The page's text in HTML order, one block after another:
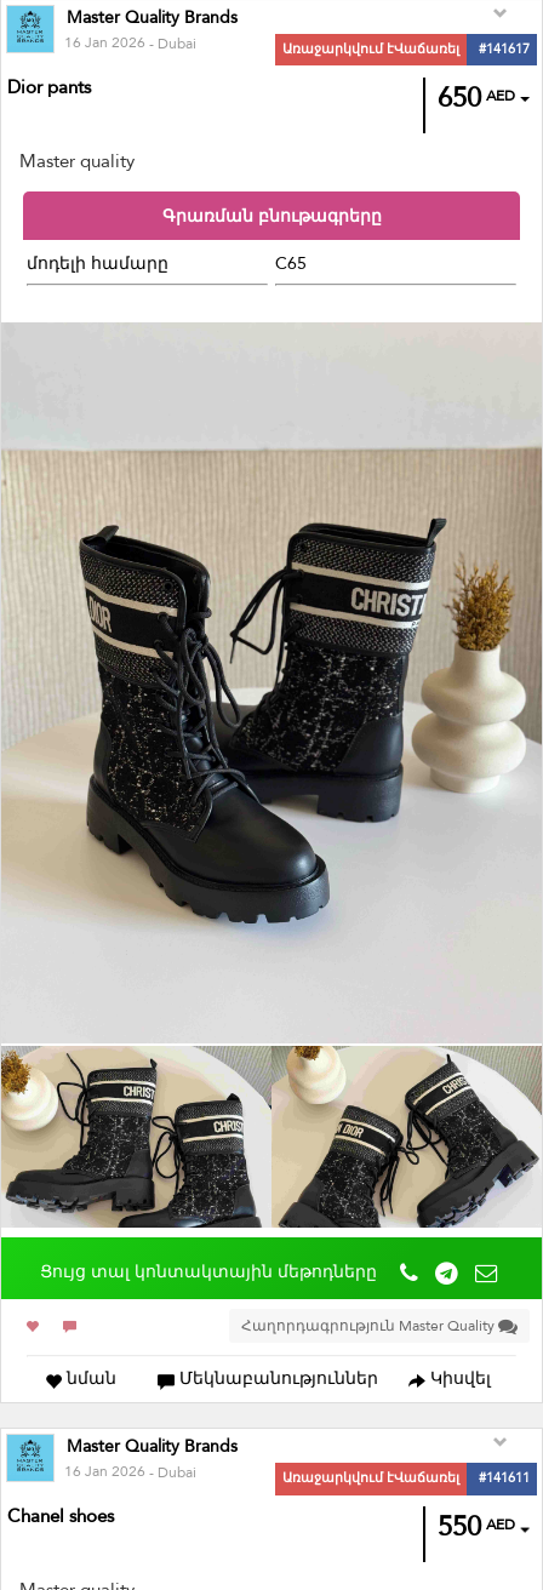
Master Quality Brands
16 Jan 2026- Dubai Առաջարկվում էՎաճառել #141617
650AED
Dior pants
Master quality
Գրառման բնութագրերը
մոդելի համարը
C65
Ցույց տալ կոնտակտային մեթոդները
Հաղորդագրություն Master Quality
նման Մեկնաբանություններ Կիսվել
Master Quality Brands
16 Jan 2026- Dubai Առաջարկվում էՎաճառել #141611
550AED
Chanel shoes